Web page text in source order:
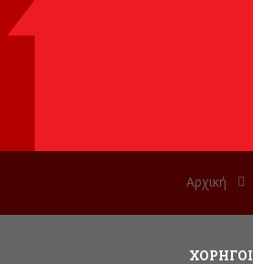
ΧΟΡΗΓΟΊ
Αρχική